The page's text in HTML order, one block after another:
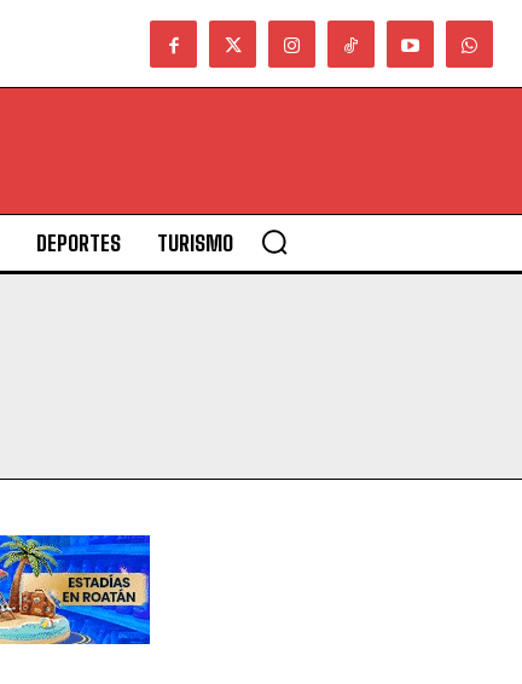
DEPORTES TURISMO